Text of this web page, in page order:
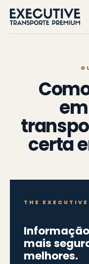
certa
THE
mais
melhores.